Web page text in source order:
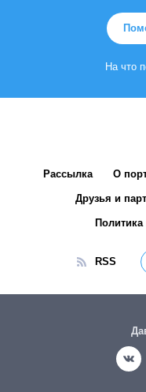
На что
Рассылка О
Друзья и
RSS